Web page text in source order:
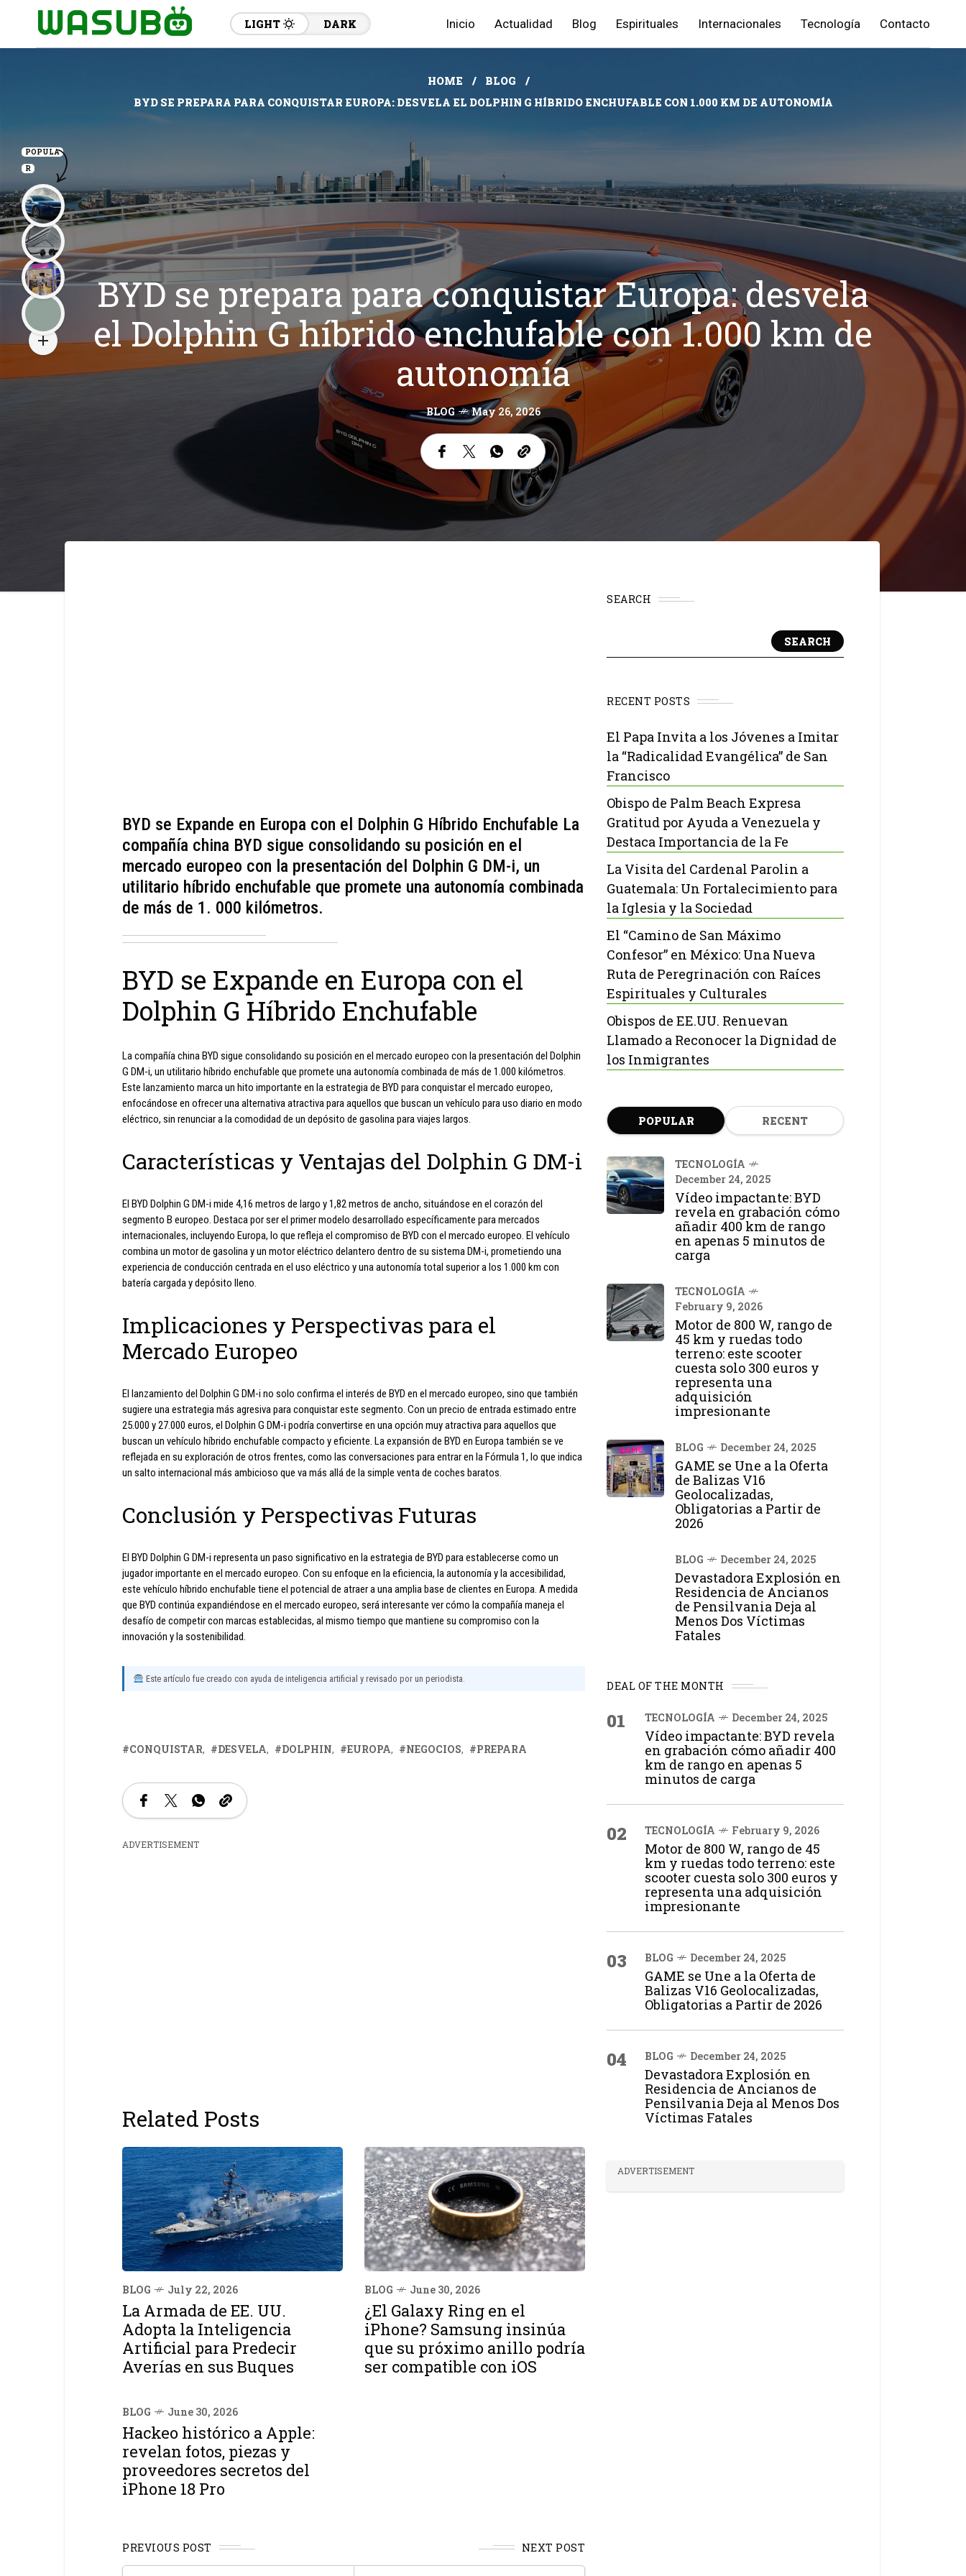
LIGHT DARK Inicio Actualidad Blog Espirituales Internacionales Tecnología Contacto
HOME
BLOG
BYD SE PREPARA PARA CONQUISTAR EUROPA: DESVELA EL DOLPHIN G HÍBRIDO ENCHUFABLE CON 1.000 KM DE AUTONOMÍA
BYD se prepara para conquistar Europa: desvela
el Dolphin G híbrido enchufable con 1.000 km de
autonomía
BLOG May 26, 2026
BYD se Expande en Europa con el Dolphin G Híbrido Enchufable La
compañía china BYD sigue consolidando su posición en el
mercado europeo con la presentación del Dolphin G DM-i, un
utilitario híbrido enchufable que promete una autonomía combinada
de más de 1. 000 kilómetros.
BYD se Expande en Europa con el
Dolphin G Híbrido Enchufable
La compañía china BYD sigue consolidando su posición en el mercado europeo con la presentación del Dolphin
G DM-i, un utilitario híbrido enchufable que promete una autonomía combinada de más de 1.000 kilómetros.
Este lanzamiento marca un hito importante en la estrategia de BYD para conquistar el mercado europeo,
enfocándose en ofrecer una alternativa atractiva para aquellos que buscan un vehículo para uso diario en modo
eléctrico, sin renunciar a la comodidad de un depósito de gasolina para viajes largos.
Características y Ventajas del Dolphin G DM-i
El BYD Dolphin G DM-i mide 4,16 metros de largo y 1,82 metros de ancho, situándose en el corazón del
segmento B europeo. Destaca por ser el primer modelo desarrollado específicamente para mercados
internacionales, incluyendo Europa, lo que refleja el compromiso de BYD con el mercado europeo. El vehículo
combina un motor de gasolina y un motor eléctrico delantero dentro de su sistema DM-i, prometiendo una
experiencia de conducción centrada en el uso eléctrico y una autonomía total superior a los 1.000 km con
batería cargada y depósito lleno.
Implicaciones y Perspectivas para el
Mercado Europeo
El lanzamiento del Dolphin G DM-i no solo confirma el interés de BYD en el mercado europeo, sino que también
sugiere una estrategia más agresiva para conquistar este segmento. Con un precio de entrada estimado entre
25.000 y 27.000 euros, el Dolphin G DM-i podría convertirse en una opción muy atractiva para aquellos que
buscan un vehículo híbrido enchufable compacto y eficiente. La expansión de BYD en Europa también se ve
reflejada en su exploración de otros frentes, como las conversaciones para entrar en la Fórmula 1, lo que indica
un salto internacional más ambicioso que va más allá de la simple venta de coches baratos.
Conclusión y Perspectivas Futuras
El BYD Dolphin G DM-i representa un paso significativo en la estrategia de BYD para establecerse como un
jugador importante en el mercado europeo. Con su enfoque en la eficiencia, la autonomía y la accesibilidad,
este vehículo híbrido enchufable tiene el potencial de atraer a una amplia base de clientes en Europa. A medida
que BYD continúa expandiéndose en el mercado europeo, será interesante ver cómo la compañía maneja el
desafío de competir con marcas establecidas, al mismo tiempo que mantiene su compromiso con la
innovación y la sostenibilidad.
Este artículo fue creado con ayuda de inteligencia artificial y revisado por un periodista.
CONQUISTAR DESVELA DOLPHIN EUROPA NEGOCIOS PREPARA
ADVERTISEMENT
Related Posts
BLOG July 22, 2026
La Armada de EE. UU.
Adopta la Inteligencia
Artificial para Predecir
Averías en sus Buques
BLOG June 30, 2026
¿El Galaxy Ring en el
iPhone? Samsung insinúa
que su próximo anillo podría
ser compatible con iOS
BLOG June 30, 2026
Hackeo histórico a Apple:
revelan fotos, piezas y
proveedores secretos del
iPhone 18 Pro
PREVIOUS POST NEXT POST
SEARCH
SEARCH
RECENT POSTS
El Papa Invita a los Jóvenes a Imitar
la “Radicalidad Evangélica” de San
Francisco
Obispo de Palm Beach Expresa
Gratitud por Ayuda a Venezuela y
Destaca Importancia de la Fe
La Visita del Cardenal Parolin a
Guatemala: Un Fortalecimiento para
la Iglesia y la Sociedad
El “Camino de San Máximo
Confesor” en México: Una Nueva
Ruta de Peregrinación con Raíces
Espirituales y Culturales
Obispos de EE.UU. Renuevan
Llamado a Reconocer la Dignidad de
los Inmigrantes
POPULAR RECENT
TECNOLOGÍA
December 24, 2025
Vídeo impactante: BYD
revela en grabación cómo
añadir 400 km de rango
en apenas 5 minutos de
carga
TECNOLOGÍA
February 9, 2026
Motor de 800 W, rango de
45 km y ruedas todo
terreno: este scooter
cuesta solo 300 euros y
representa una
adquisición
impresionante
BLOG December 24, 2025
GAME se Une a la Oferta
de Balizas V16
Geolocalizadas,
Obligatorias a Partir de
2026
BLOG December 24, 2025
Devastadora Explosión en
Residencia de Ancianos
de Pensilvania Deja al
Menos Dos Víctimas
Fatales
DEAL OF THE MONTH
01 TECNOLOGÍA December 24, 2025
Vídeo impactante: BYD revela
en grabación cómo añadir 400
km de rango en apenas 5
minutos de carga
02 TECNOLOGÍA February 9, 2026
Motor de 800 W, rango de 45
km y ruedas todo terreno: este
scooter cuesta solo 300 euros y
representa una adquisición
impresionante
03 BLOG December 24, 2025
GAME se Une a la Oferta de
Balizas V16 Geolocalizadas,
Obligatorias a Partir de 2026
04 BLOG December 24, 2025
Devastadora Explosión en
Residencia de Ancianos de
Pensilvania Deja al Menos Dos
Víctimas Fatales
ADVERTISEMENT
POPULA
R